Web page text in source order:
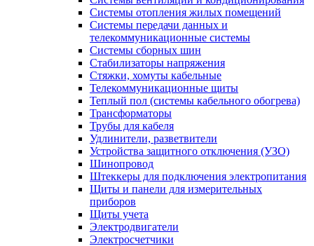
Системы отопления жилых помещений
Системы передачи данных и
телекоммуникационные системы
Системы сборных шин
Стабилизаторы напряжения
Стяжки, хомуты кабельные
Телекоммуникационные щиты
Теплый пол (системы кабельного обогрева)
Трансформаторы
Трубы для кабеля
Удлинители, разветвители
Устройства защитного отключения (УЗО)
Шинопровод
Штеккеры для подключения электропитания
Щиты и панели для измерительных
приборов
Щиты учета
Электродвигатели
Электросчетчики